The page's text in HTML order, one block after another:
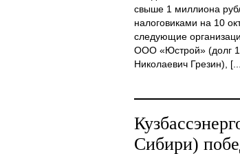
свыше 1 миллиона
налоговиками на 10
следующие
ООО «Юстрой» (долг
Николаевич Грезин),
Сибири)